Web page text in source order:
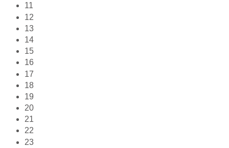
11
12
13
14
15
16
17
18
19
20
21
22
23